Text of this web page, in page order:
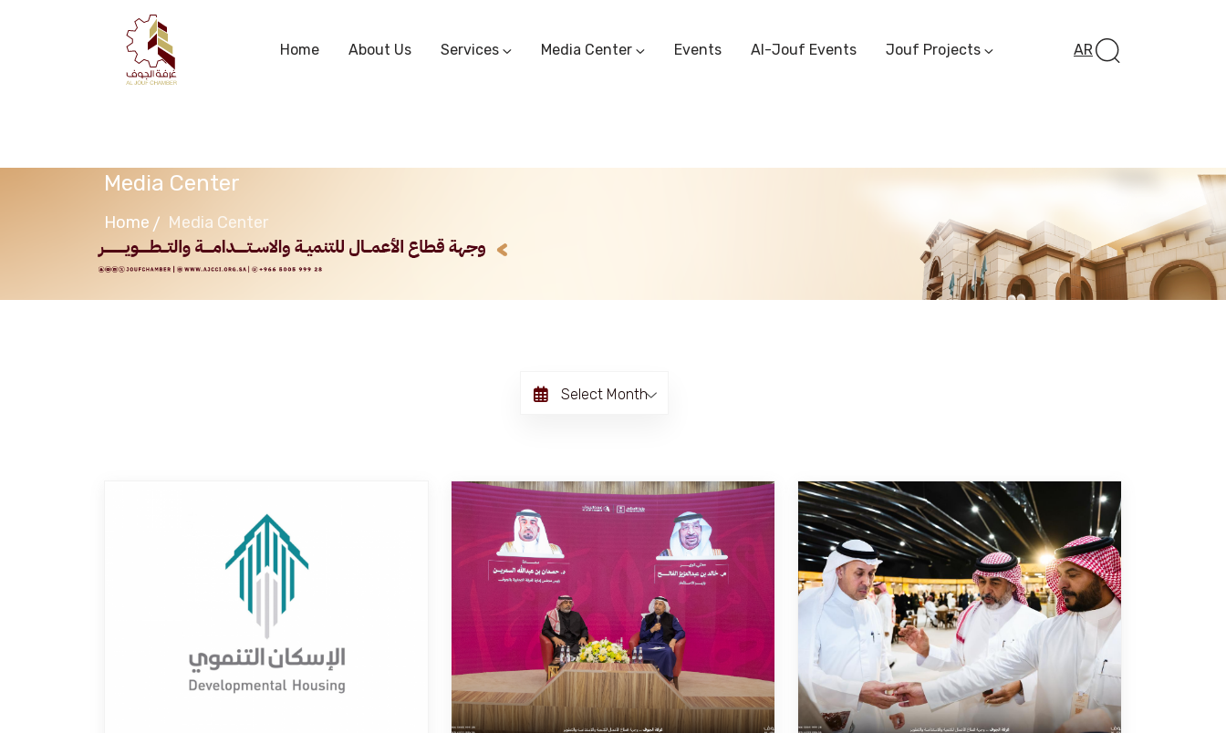
Home About Us Services Media Center Events Al-Jouf Events Jouf Projects
Financing
Future Pioneers
Initiative
AR
Media Center
Home Media Center
Select Month